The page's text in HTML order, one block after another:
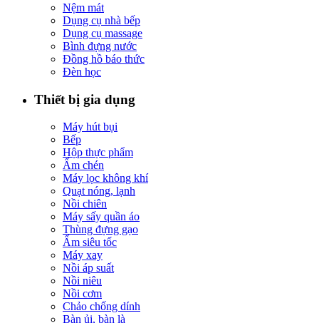
Nệm mát
Dụng cụ nhà bếp
Dụng cụ massage
Bình đựng nước
Đồng hồ báo thức
Đèn học
Thiết bị gia dụng
Máy hút bụi
Bếp
Hộp thực phẩm
Ấm chén
Máy lọc không khí
Quạt nóng, lạnh
Nồi chiên
Máy sấy quần áo
Thùng đựng gạo
Ấm siêu tốc
Máy xay
Nồi áp suất
Nồi niêu
Nồi cơm
Chảo chống dính
Bàn ủi, bàn là